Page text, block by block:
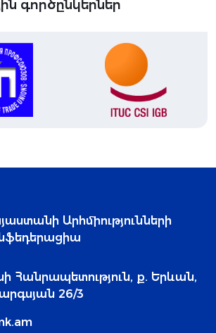
գործընկերներ
Արհմիությունների
Հանրապետություն, ք. Երևան,
26/3